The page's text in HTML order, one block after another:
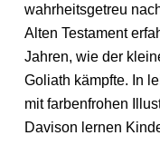
wahrheitsgetreu
Alten Testament
Jahren, wie der
Goliath kämpfte. In
mit farbenfrohen
Davison lernen